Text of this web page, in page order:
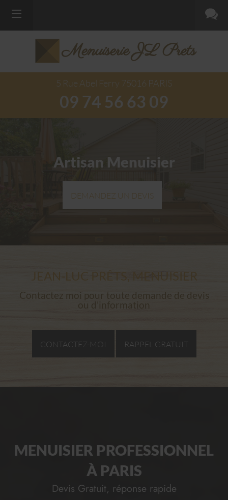
Menuiserie JL Prets
5 Rue Abel Ferry 75016 PARIS
09 74 56 63 09
Artisan Menuisier
DEMANDEZ UN DEVIS
JEAN-LUC PRÊTS, MENUISIER
Contactez moi pour toute demande de devis
ou d'information
CONTACTEZ-MOI RAPPEL GRATUIT
MENUISIER PROFESSIONNEL
À PARIS
Devis Gratuit, réponse rapide